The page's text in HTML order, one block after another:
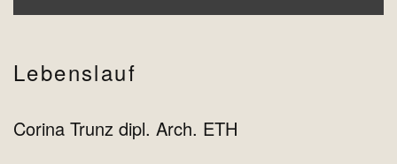
Lebenslauf
Corina Trunz dipl. Arch. ETH